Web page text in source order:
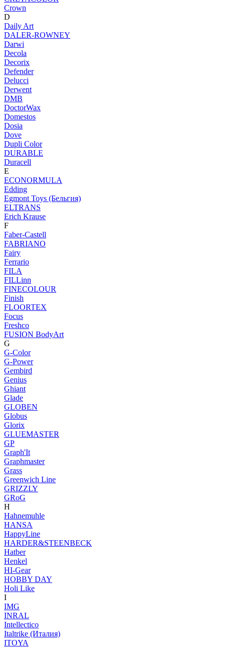
Crown
D
Daily Art
DALER-ROWNEY
Darwi
Decola
Decorix
Defender
Delucci
Derwent
DMB
DoctorWax
Domestos
Dosia
Dove
Dupli Color
DURABLE
Duracell
E
ECONORMULA
Edding
Egmont Toys (Бельгия)
ELTRANS
Erich Krause
F
Faber-Castell
FABRIANO
Fairy
Ferrario
FILA
FILLinn
FINECOLOUR
Finish
FLOORTEX
Focus
Freshco
FUSION BodyArt
G
G-Color
G-Power
Gembird
Genius
Ghiant
Glade
GLOBEN
Globus
Glorix
GLUEMASTER
GP
Graph'It
Graphmaster
Grass
Greenwich Line
GRIZZLY
GRoG
H
Hahnemuhle
HANSA
HappyLine
HARDER&STEENBECK
Hatber
Henkel
HI-Gear
HOBBY DAY
Holi Like
I
IMG
INRAL
Intellectico
Italtrike (Италия)
ITOYA